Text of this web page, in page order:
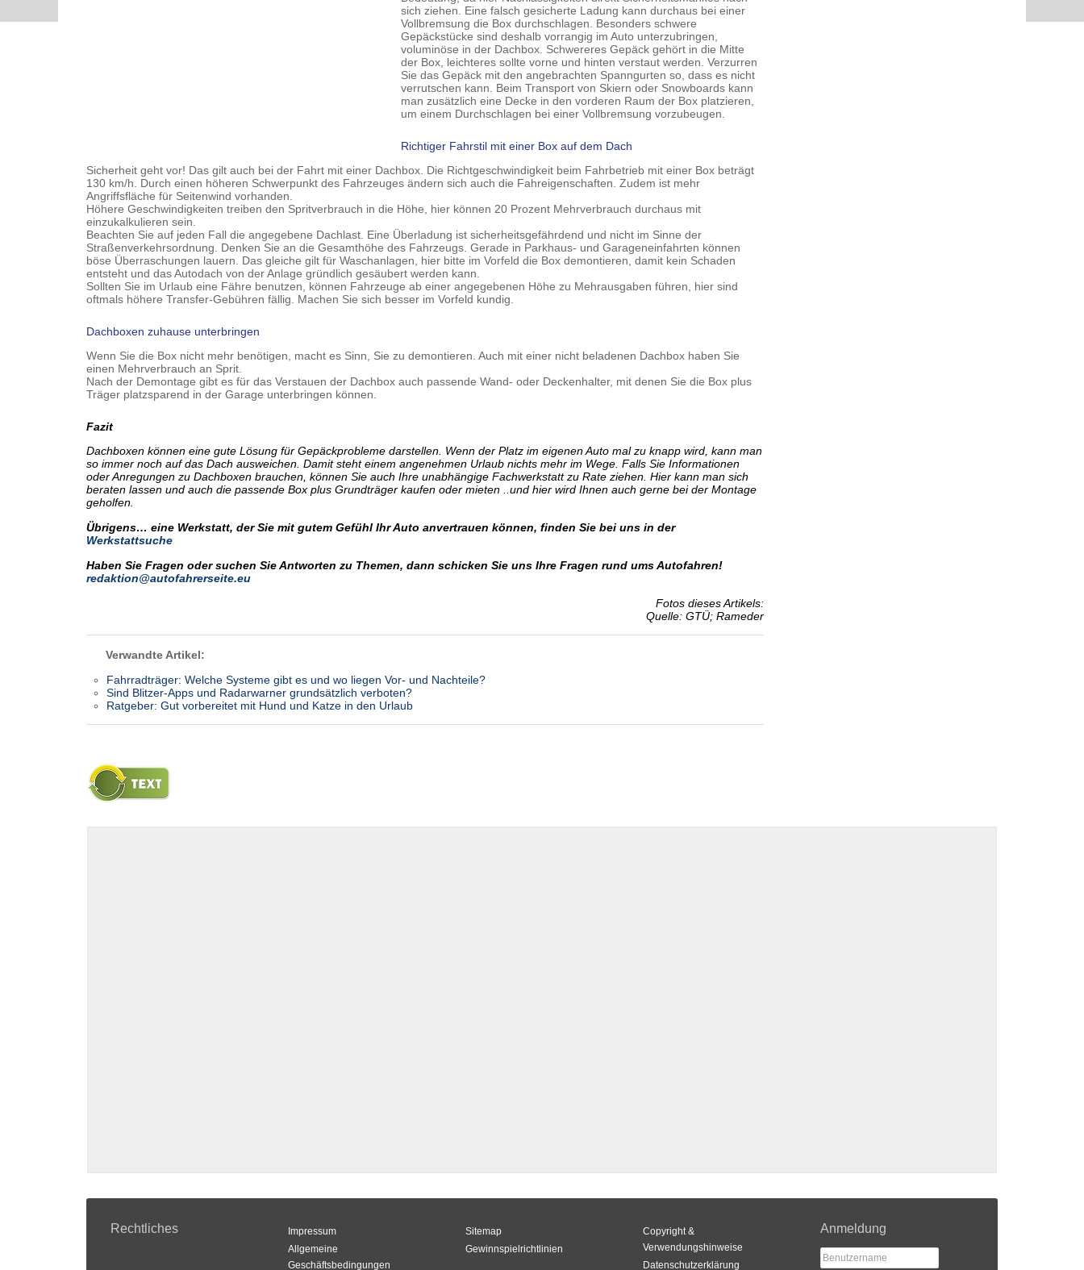
sich ziehen. Eine falsch gesicherte Ladung kann durchaus bei einer
Vollbremsung die Box durchschlagen. Besonders schwere
Gepäckstücke sind deshalb vorrangig im Auto unterzubringen,
voluminöse in der Dachbox. Schwereres Gepäck gehört in die Mitte
der Box, leichteres sollte vorne und hinten verstaut werden. Verzurren
Sie das Gepäck mit den angebrachten Spanngurten so, dass es nicht
verrutschen kann. Beim Transport von Skiern oder Snowboards kann
man zusätzlich eine Decke in den vorderen Raum der Box platzieren,
um einem Durchschlagen bei einer Vollbremsung vorzubeugen.
Richtiger Fahrstil mit einer Box auf dem Dach
Sicherheit geht vor! Das gilt auch bei der Fahrt mit einer Dachbox. Die Richtgeschwindigkeit beim Fahrbetrieb mit einer Box beträgt
130 km/h. Durch einen höheren Schwerpunkt des Fahrzeuges ändern sich auch die Fahreigenschaften. Zudem ist mehr
Angriffsfläche für Seitenwind vorhanden.
Höhere Geschwindigkeiten treiben den Spritverbrauch in die Höhe, hier können 20 Prozent Mehrverbrauch durchaus mit
einzukalkulieren sein.
Beachten Sie auf jeden Fall die angegebene Dachlast. Eine Überladung ist sicherheitsgefährdend und nicht im Sinne der
Straßenverkehrsordnung. Denken Sie an die Gesamthöhe des Fahrzeugs. Gerade in Parkhaus- und Garageneinfahrten können
böse Überraschungen lauern. Das gleiche gilt für Waschanlagen, hier bitte im Vorfeld die Box demontieren, damit kein Schaden
entsteht und das Autodach von der Anlage gründlich gesäubert werden kann.
Sollten Sie im Urlaub eine Fähre benutzen, können Fahrzeuge ab einer angegebenen Höhe zu Mehrausgaben führen, hier sind
oftmals höhere Transfer-Gebühren fällig. Machen Sie sich besser im Vorfeld kundig.
Dachboxen zuhause unterbringen
Wenn Sie die Box nicht mehr benötigen, macht es Sinn, Sie zu demontieren. Auch mit einer nicht beladenen Dachbox haben Sie
einen Mehrverbrauch an Sprit.
Nach der Demontage gibt es für das Verstauen der Dachbox auch passende Wand- oder Deckenhalter, mit denen Sie die Box plus
Träger platzsparend in der Garage unterbringen können.
Fazit
Dachboxen können eine gute Lösung für Gepäckprobleme darstellen. Wenn der Platz im eigenen Auto mal zu knapp wird, kann man
so immer noch auf das Dach ausweichen. Damit steht einem angenehmen Urlaub nichts mehr im Wege. Falls Sie Informationen
oder Anregungen zu Dachboxen brauchen, können Sie auch Ihre unabhängige Fachwerkstatt zu Rate ziehen. Hier kann man sich
beraten lassen und auch die passende Box plus Grundträger kaufen oder mieten ..und hier wird Ihnen auch gerne bei der Montage
geholfen.
Übrigens… eine Werkstatt, der Sie mit gutem Gefühl Ihr Auto anvertrauen können, finden Sie bei uns in der
Werkstattsuche
Haben Sie Fragen oder suchen Sie Antworten zu Themen, dann schicken Sie uns Ihre Fragen rund ums Autofahren!
redaktion@autofahrerseite.eu
Fotos dieses Artikels:
Quelle: GTÜ; Rameder
Verwandte Artikel:
Fahrradträger: Welche Systeme gibt es und wo liegen Vor- und Nachteile?
Sind Blitzer-Apps und Radarwarner grundsätzlich verboten?
Ratgeber: Gut vorbereitet mit Hund und Katze in den Urlaub
Rechtliches
Impressum
Allgemeine
Geschäftsbedingungen
Sitemap
Gewinnspielrichtlinien
Copyright &
Verwendungshinweise
Datenschutzerklärung
Anmeldung